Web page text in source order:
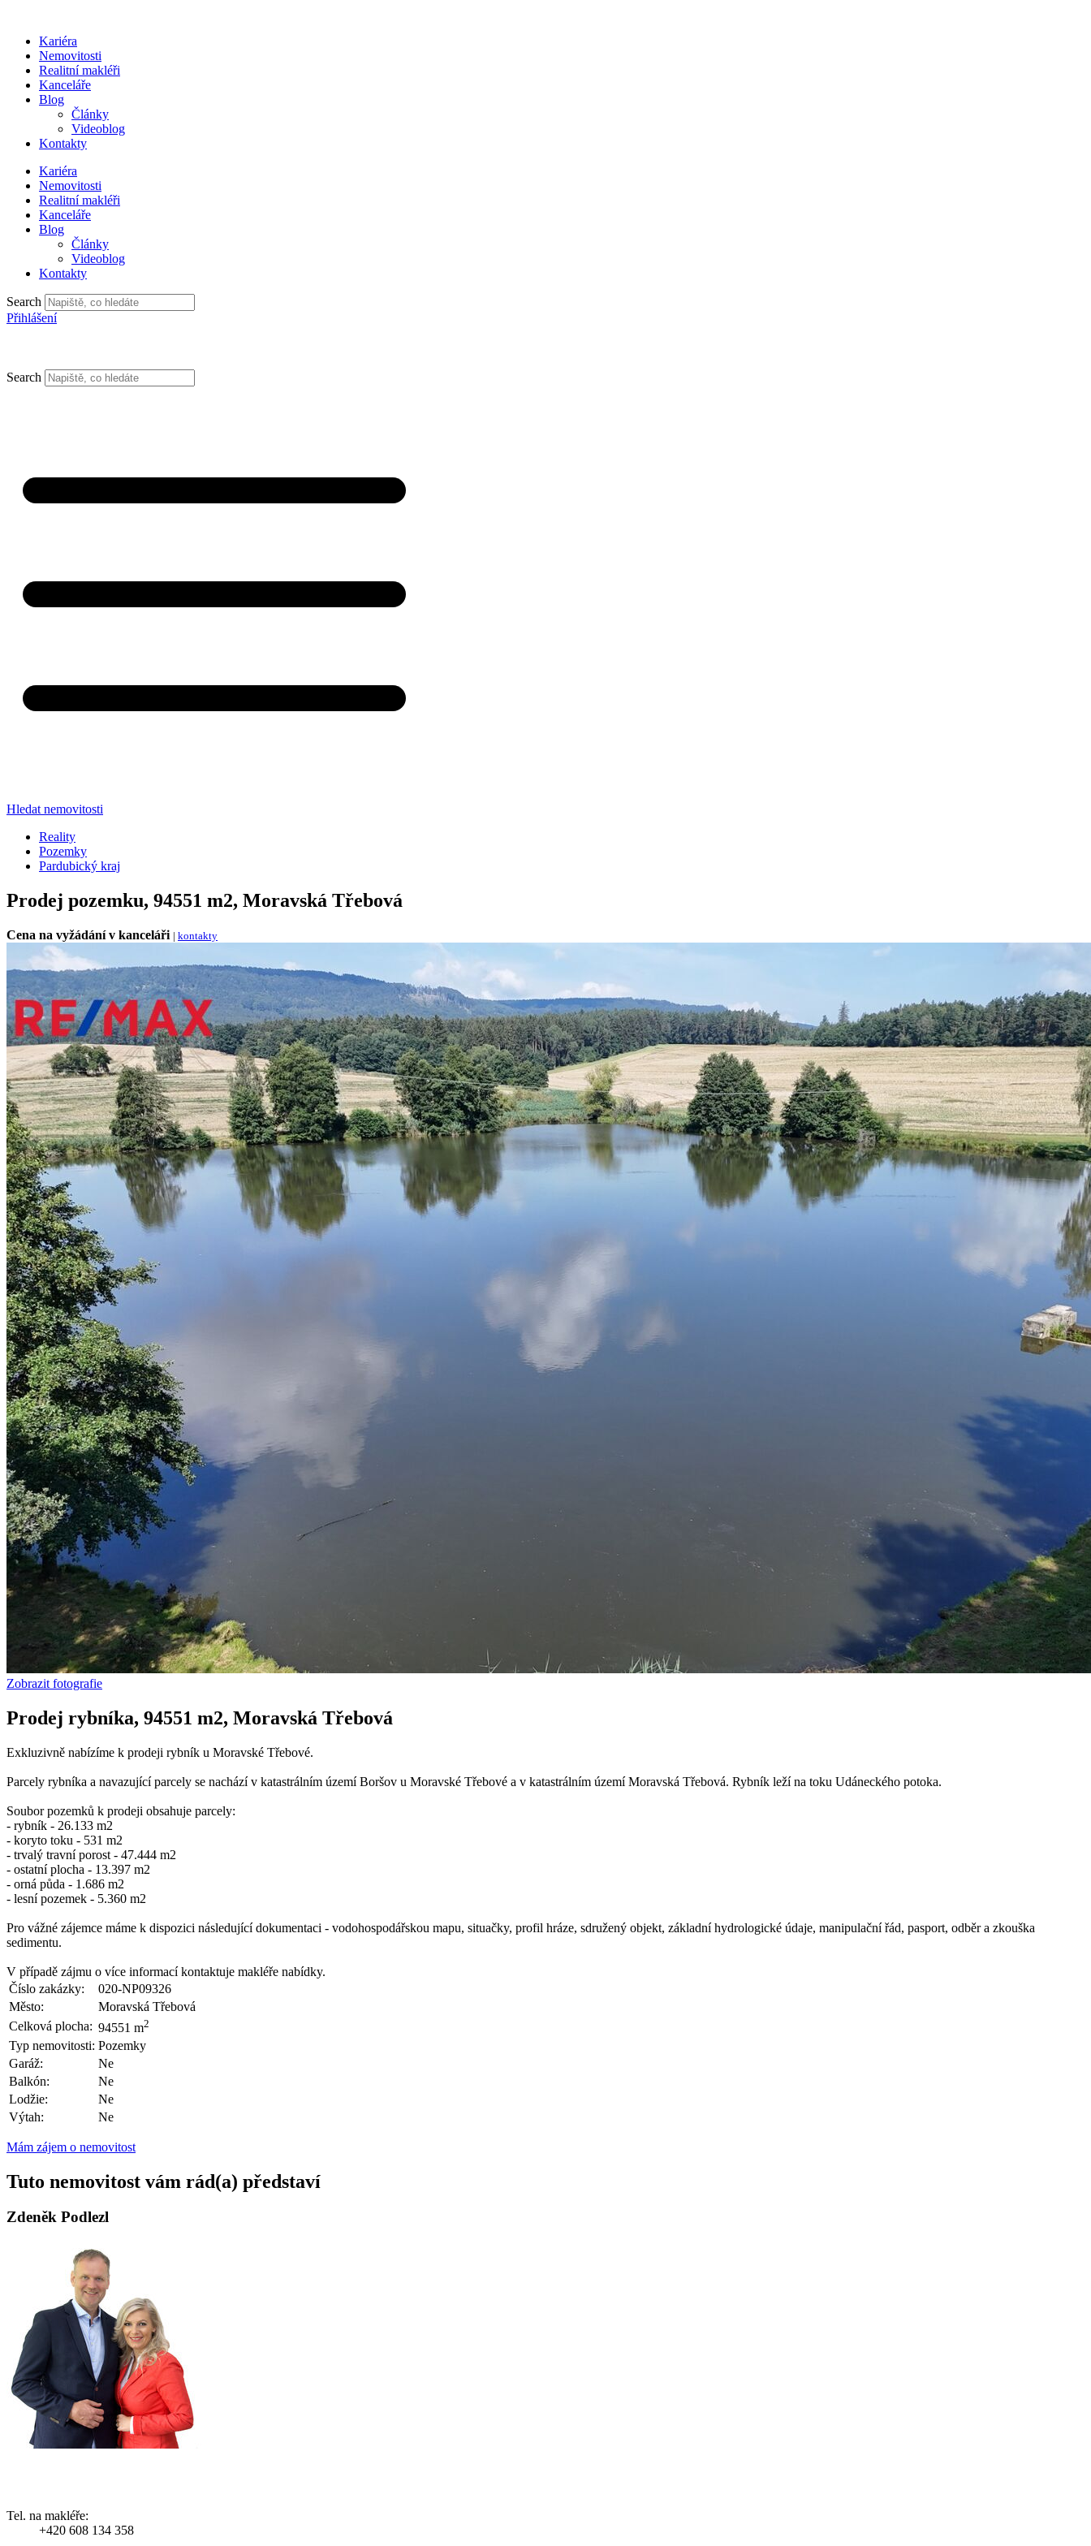
obsahuKariéra
Nemovitosti
Realitní makléři
Kanceláře
Blog
Články
Videoblog
Kontakty
Kariéra
Nemovitosti
Realitní makléři
Kanceláře
Blog
Články
Videoblog
Kontakty
Search
Přihlášení
Search
Hledat nemovitosti
Reality
Pozemky
Pardubický kraj
Prodej pozemku, 94551 m2, Moravská Třebová
Cena na vyžádání v kanceláři | kontakty
Zobrazit fotografie
Prodej rybníka, 94551 m2, Moravská Třebová
Exkluzivně nabízíme k prodeji rybník u Moravské Třebové.
Parcely rybníka a navazující parcely se nachází v katastrálním území Boršov u Moravské Třebové a v katastrálním území Moravská Třebová. Rybník leží na toku Udáneckého potoka.
Soubor pozemků k prodeji obsahuje parcely:
- rybník - 26.133 m2
- koryto toku - 531 m2
- trvalý travní porost - 47.444 m2
- ostatní plocha - 13.397 m2
- orná půda - 1.686 m2
- lesní pozemek - 5.360 m2
Pro vážné zájemce máme k dispozici následující dokumentaci - vodohospodářskou mapu, situačky, profil hráze, sdružený objekt, základní hydrologické údaje, manipulační řád, pasport, odběr a zkouška
sedimentu.
V případě zájmu o více informací kontaktuje makléře nabídky.
Číslo zakázky:
020-NP09326
Město:
Moravská Třebová
Celková plocha: 94551 m2
Typ nemovitosti: Pozemky
Garáž:
Ne
Balkón:
Ne
Lodžie:
Ne
Výtah:
Ne
Mám zájem o nemovitost
Tuto nemovitost vám rád(a) představí
Zdeněk Podlezl
Tel. na makléře:
+420 608 134 358